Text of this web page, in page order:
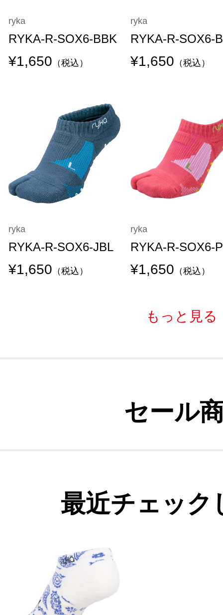
ryka
RYKA-R-SOX6-BBK
¥1,650 （税込）
ryka
RYKA-R-SOX6-
¥1,650 （税込）
ryka
RYKA-R-SOX6-JBL
¥1,650 （税込）
ryka
RYKA-R-SOX6-
¥1,650 （税込）
もっと見る
セール
最近チェック